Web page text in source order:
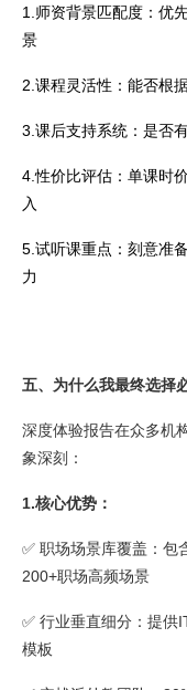
1.师资背景匹配度：优
景
2.课程灵活性：能否根
3.课后支持系统：是否
4.性价比评估：单课时
入
5.试听课重点：刻意准
力
五、为什么我最终选择
深度体验报告在众多机
象深刻：
1.核心优势：
✅ 职场场景库覆盖：包
200+职场高频场景
✅ 行业垂直细分：提供
模板